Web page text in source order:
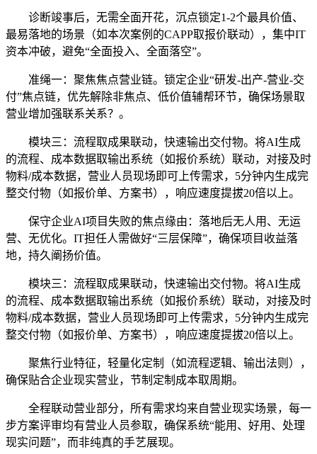
诊断竣事后，无需全面开花，沉点锁定1-2个最具价值、
最易落地的场景（如本次案例的CAPP取报价联动），集中IT
资本冲破，避免“全面投入、全面落空”。
准绳一：聚焦焦点营业链。锁定企业“研发-出产-营业-交
付”焦点链，优先解除非焦点、低价值辅帮环节，确保场景取
营业增加强联系关系？。
模块三：流程取成果联动，快速输出交付物。将AI生成
的流程、成本数据取输出系统（如报价系统）联动，对接及时
物料/成本数据，营业人员现场即可上传需求，5分钟内生成完
整交付物（如报价单、方案书），响应速度提拔20倍以上。
保守企业AI项目失败的焦点缘由：落地后无人用、无运
营、无优化。IT担任人需做好“三层保障”，确保项目收益落
地，持久阐扬价值。
模块三：流程取成果联动，快速输出交付物。将AI生成
的流程、成本数据取输出系统（如报价系统）联动，对接及时
物料/成本数据，营业人员现场即可上传需求，5分钟内生成完
整交付物（如报价单、方案书），响应速度提拔20倍以上。
聚焦行业特征，轻量化定制（如流程逻辑、输出法则），
确保贴合企业现实营业，节制定制成本取周期。
全程联动营业部分，所有需求均来自营业现实场景，每一
步方案评审均有营业人员参取，确保系统“能用、好用、处理
现实问题”，而非纯真的手艺展现。